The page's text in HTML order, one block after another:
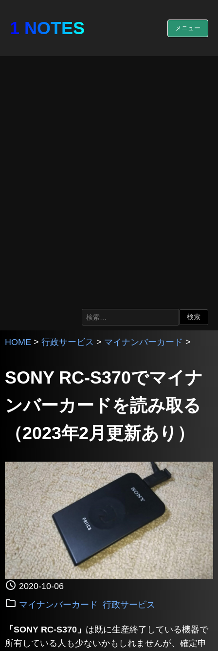
1 NOTES メニュー
HOME > 行政サービス > マイナンバーカード >
SONY RC-S370でマイナ
ンバーカードを読み取る
（2023年2月更新あり）
2020-10-06
マイナンバーカード 行政サービス
「SONY RC-S370」 は既に生産終了している機器で
所有している人も少ないかもしれませんが、確定申